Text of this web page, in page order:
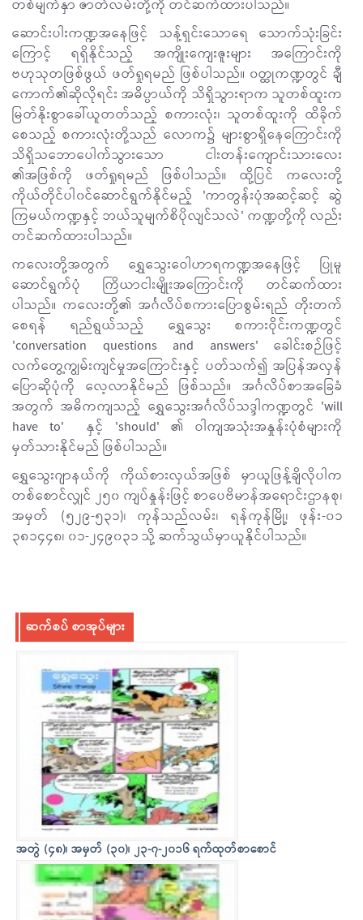
တစ်မျက်နှာ ဇာတ်လမ်းတို့ကို တင်ဆက်ထားပါသည်။
ဆောင်းပါးကဏ္ဍအနေဖြင့် သန့်ရှင်းသောရေ သောက်သုံးခြင်း
ကြောင့် ရရှိနိုင်သည့် အကျိုးကျေးဇူးများ အကြောင်းကို
ဗဟုသုတဖြစ်ဖွယ် ဖတ်ရှုရမည် ဖြစ်ပါသည်။ ၀တ္ထုကဏ္ဍတွင် ချီ
ကောက်၏ဆိုလိုရင်း အဓိပ္ပာယ်ကို သိရှိသွားရာက သူတစ်ထူးက
မြတ်နိုးစွာခေါ်ယူတတ်သည့် စကားလုံး၊ သူတစ်ထူးကို ထိခိုက်
စေသည့် စကားလုံးတို့သည် လောက၌ များစွာရှိနေကြောင်းကို
သိရှိသဘောပေါက်သွားသော ငါးတန်းကျောင်းသားလေး
၏အဖြစ်ကို ဖတ်ရှုရမည် ဖြစ်ပါသည်။ ထို့ပြင် ကလေးတို့
ကိုယ်တိုင်ပါ၀င်ဆောင်ရွက်နိုင်မည့် 'ကာတွန်းပုံအဆင့်ဆင့် ဆွဲ
ကြမယ်ကဏ္ဍနှင့် ဘယ်သူမျက်စိပိုလျင်သလဲ' ကဏ္ဍတို့ကို လည်း
တင်ဆက်ထားပါသည်။
ကလေးတို့အတွက် ရွှေသွေးဝေါဟာရကဏ္ဍအနေဖြင့် ပြုမူ
ဆောင်ရွက်ပုံ ကြိယာငါးမျိုးအကြောင်းကို တင်ဆက်ထား
ပါသည်။ ကလေးတို့၏ အင်္ဂလိပ်စကားပြောစွမ်းရည် တိုးတက်
စေရန် ရည်ရွယ်သည့် ရွှေသွေး စကားဝိုင်းကဏ္ဍတွင်
'conversation questions and answers' ခေါင်းစဉ်ဖြင့်
လက်တွေ့ကျွမ်းကျင်မှုအကြောင်းနှင့် ပတ်သက်၍ အပြန်အလှန်
ပြောဆိုပုံကို လေ့လာနိုင်မည် ဖြစ်သည်။ အင်္ဂလိပ်စာအခြေခံ
အတွက် အဓိကကျသည့် ရွှေသွေးအင်္ဂလိပ်သဒ္ဒါကဏ္ဍတွင် 'will
have to' နှင့် 'should' ၏ ဝါကျအသုံးအနှုန်းပုံစံများကို
မှတ်သားနိုင်မည် ဖြစ်ပါသည်။
ရွှေသွေးဂျာနယ်ကို ကိုယ်စားလှယ်အဖြစ် မှာယူဖြန့်ချိလိုပါက
တစ်စောင်လျှင် ၂၅၀ ကျပ်နှုန်းဖြင့် စာပေဗိမာန်အရောင်းဌာနစု၊
အမှတ် (၅၂၉-၅၃၁)၊ ကုန်သည်လမ်း၊ ရန်ကုန်မြို့၊ ဖုန်း-၀၁
၃၈၁၄၄၈၊ ၀၁-၂၄၉၀၃၁ သို့ ဆက်သွယ်မှာယူနိုင်ပါသည်။
ဆက်စပ် စာအုပ်များ
အတွဲ (၄၈)၊ အမှတ် (၃၀)၊ ၂၃-၇-၂၀၁၆ ရက်ထုတ်စာစောင်